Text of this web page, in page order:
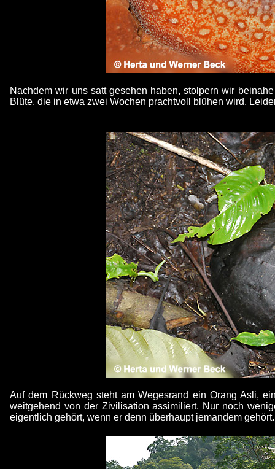
Nachdem wir uns satt gesehen haben, stolpern wir
Blüte, die in etwa zwei Wochen prachtvoll blühen wird.
Auf dem Rückweg steht am Wegesrand ein Orang Asli,
weitgehend von der Zivilisation assimiliert. Nur noch
eigentlich gehört, wenn er denn überhaupt jemandem gehört.